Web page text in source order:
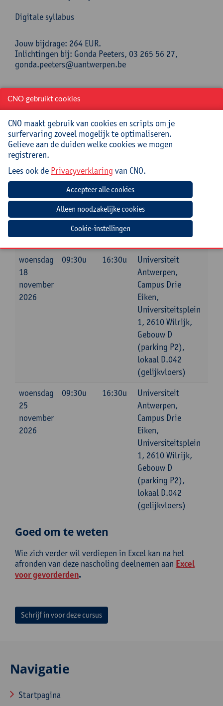
Digitale syllabus
Jouw bijdrage: 264 EUR.
Inlichtingen bij: Gonda Peeters, 03 265 56 27,
gonda.peeters@uantwerpen.be
Mee te brengen door cursist
Opgeladen laptop (met lader en muis) met hierop
Excel 2021, 2024 of M365 (aanbevolen) geïnstalleerd.
Het gaat om de desktopversie van M365, niet om de
webversie (online in een browser) gezien de online
mogelijkheden beperkt zijn t.o.v. de desktopversie. De
belangrijkste verschillen kan je op deze website
vergelijken:
https://www.computertutoring.co.uk/blogs/microsoft-
365-online-vs-desktop.
Geen chromebook!
Datum
Beginuur Einduur
Locatie
woensdag
18
november
2026
09:30u 16:30u
Universiteit
Antwerpen,
Campus Drie
Eiken,
Universiteitsplein
1, 2610 Wilrijk,
Gebouw D
(parking P2),
lokaal D.042
(gelijkvloers)
woensdag
25
november
2026
09:30u 16:30u
Universiteit
Antwerpen,
Campus Drie
Eiken,
Universiteitsplein
1, 2610 Wilrijk,
Gebouw D
(parking P2),
lokaal D.042
(gelijkvloers)
Goed om te weten
Wie zich verder wil verdiepen in Excel kan na het
afronden van deze nascholing deelnemen aan Excel
voor gevorderden.
Schrijf in voor deze cursus
Navigatie
Startpagina
CNO gebruikt cookies
CNO maakt gebruik van cookies en scripts om je
surfervaring zoveel mogelijk te optimaliseren.
Gelieve aan de duiden welke cookies we mogen
registreren.
Lees ook de Privacyverklaring van CNO.
Cookie-instellingen